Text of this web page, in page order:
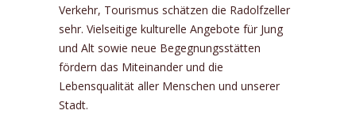
Verkehr, Tourismus schätzen die Radolfzeller
sehr. Vielseitige kulturelle Angebote für Jung
und Alt sowie neue Begegnungsstätten
fördern das Miteinander und die
Lebensqualität aller Menschen und unserer
Stadt.